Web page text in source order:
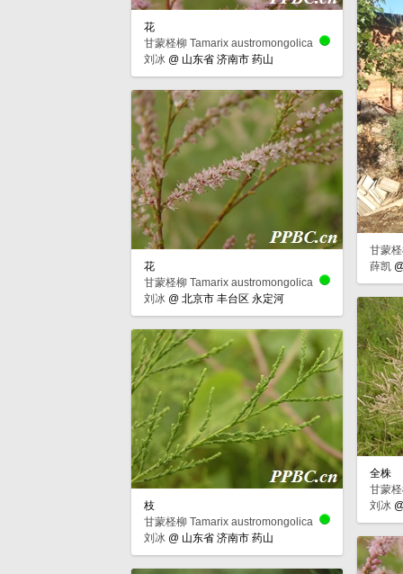
花
甘蒙柽柳 Tamarix austromongolica
刘冰 @山东省 济南市 药山
甘蒙
薛凯
花
甘蒙柽柳 Tamarix austromongolica
刘冰 @北京市 丰台区 永定河
全株
甘蒙
刘冰
枝
甘蒙柽柳 Tamarix austromongolica
刘冰 @山东省 济南市 药山